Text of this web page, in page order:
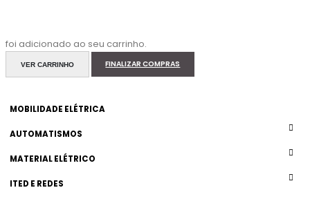
foi adicionado ao seu carrinho.
VER CARRINHO FINALIZAR COMPRAS
MOBILIDADE ELÉTRICA
AUTOMATISMOS
MATERIAL ELÉTRICO
ITED E REDES